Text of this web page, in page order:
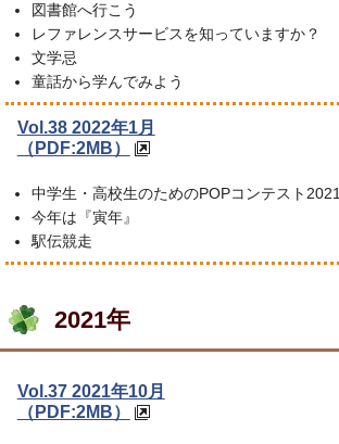
図書館へ行こう
レファレンスサービスを知っていますか？
文学忌
童話から学んでみよう
Vol.38 2022年1月
（PDF:2MB）
中学生・高校生のためのPOPコンテスト2021
今年は『寅年』
駅伝競走
2021年
Vol.37 2021年10月
（PDF:2MB）